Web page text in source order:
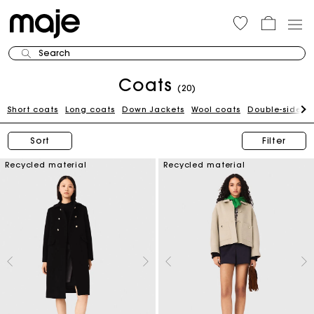
Search
Coats (20)
Short coats Long coats Down Jackets Wool coats Double-sided
Sort Filter
Recycled material Recycled material